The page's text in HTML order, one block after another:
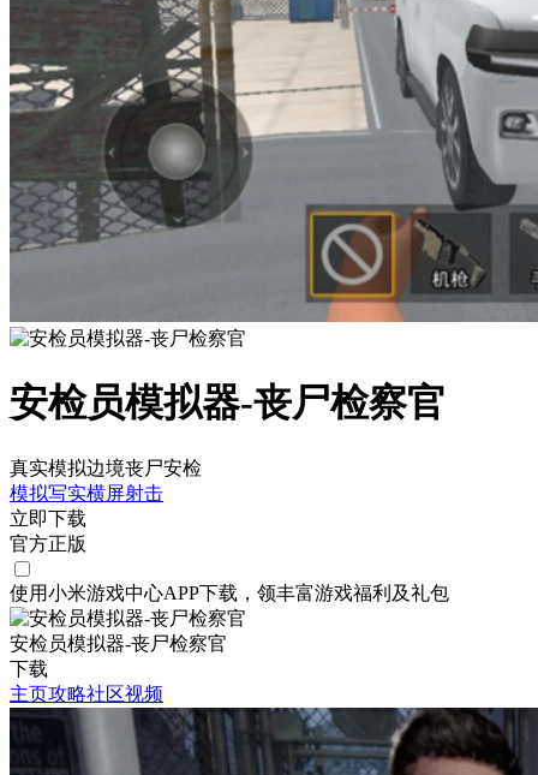
安检员模拟器-丧尸检察官
真实模拟边境丧尸安检
模拟写实横屏射击
立即下载
官方正版
使用小米游戏中心APP下载 ，领丰富游戏福利 及礼包
安检员模拟器-丧尸检察官
下载
主页攻略社区视频